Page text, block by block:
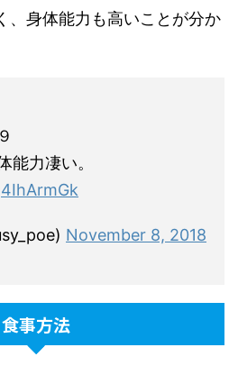
、身体能力も高いことが分か
能力凄い。
November 8, 2018
食事方法